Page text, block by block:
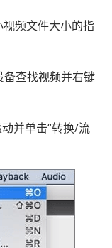
频文件大小的指
备查找视频并右键
并单击“转换/流